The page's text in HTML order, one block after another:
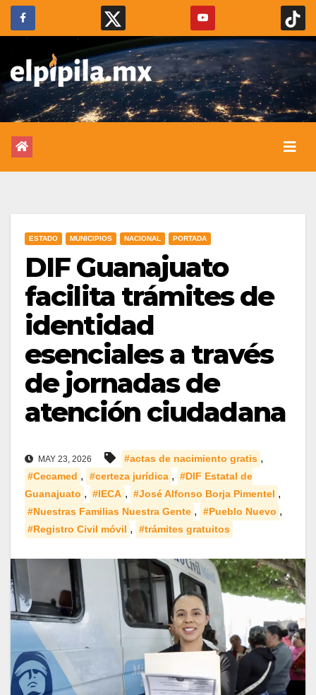
ESTADO MUNICIPIOS NACIONAL PORTADA
DIF Guanajuato
facilita trámites de
identidad
esenciales a través
de jornadas de
atención ciudadana
MAY 23, 2026 #actas de nacimiento gratis ,
#Cecamed , #certeza jurídica , #DIF Estatal de
Guanajuato , #IECA , #José Alfonso Borja Pimentel ,
#Nuestras Familias Nuestra Gente , #Pueblo Nuevo ,
#Registro Civil móvil , #trámites gratuitos